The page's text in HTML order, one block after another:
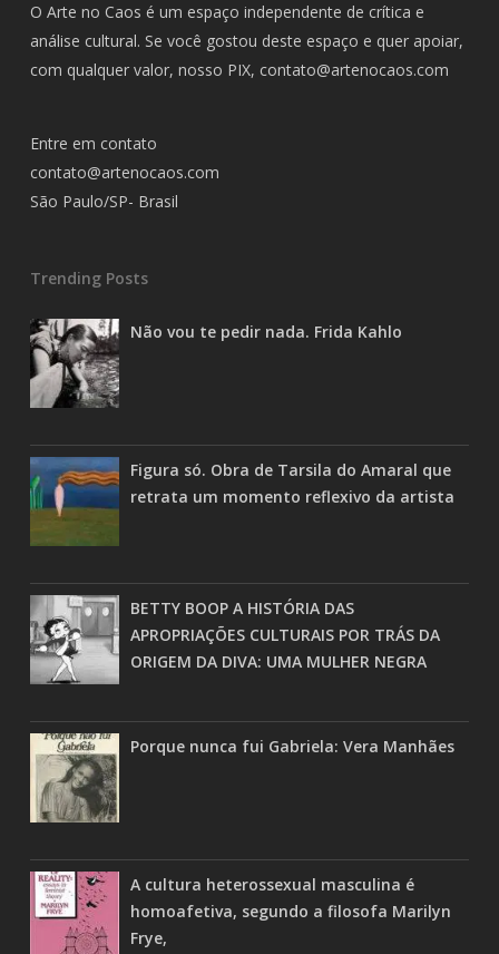
O Arte no Caos é um espaço independente de crítica e
análise cultural. Se você gostou deste espaço e quer apoiar,
com qualquer valor, nosso PIX, contato@artenocaos.com
Entre em contato
contato@artenocaos.com
São Paulo/SP- Brasil
Trending Posts
Não vou te pedir nada. Frida Kahlo
Figura só. Obra de Tarsila do Amaral que
retrata um momento reflexivo da artista
BETTY BOOP A HISTÓRIA DAS
APROPRIAÇÕES CULTURAIS POR TRÁS DA
ORIGEM DA DIVA: UMA MULHER NEGRA
Porque nunca fui Gabriela: Vera Manhães
A cultura heterossexual masculina é
homoafetiva, segundo a filosofa Marilyn
Frye,